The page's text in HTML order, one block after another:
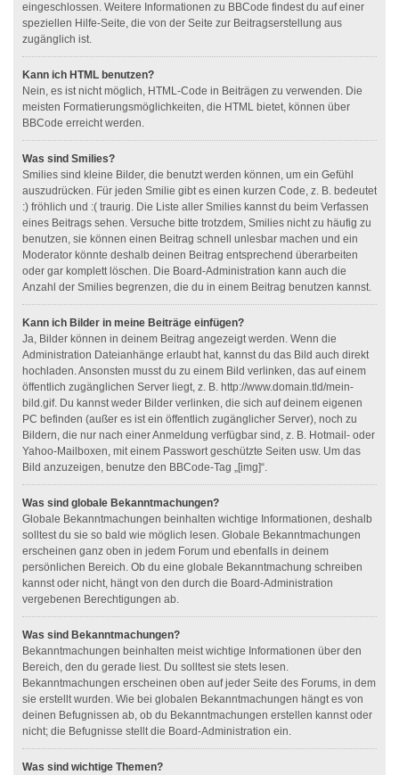
eingeschlossen. Weitere Informationen zu BBCode findest du auf einer
speziellen Hilfe-Seite, die von der Seite zur Beitragserstellung aus
zugänglich ist.
Kann ich HTML benutzen?
Nein, es ist nicht möglich, HTML-Code in Beiträgen zu verwenden. Die
meisten Formatierungsmöglichkeiten, die HTML bietet, können über
BBCode erreicht werden.
Was sind Smilies?
Smilies sind kleine Bilder, die benutzt werden können, um ein Gefühl
auszudrücken. Für jeden Smilie gibt es einen kurzen Code, z. B. bedeutet
:) fröhlich und :( traurig. Die Liste aller Smilies kannst du beim Verfassen
eines Beitrags sehen. Versuche bitte trotzdem, Smilies nicht zu häufig zu
benutzen, sie können einen Beitrag schnell unlesbar machen und ein
Moderator könnte deshalb deinen Beitrag entsprechend überarbeiten
oder gar komplett löschen. Die Board-Administration kann auch die
Anzahl der Smilies begrenzen, die du in einem Beitrag benutzen kannst.
Kann ich Bilder in meine Beiträge einfügen?
Ja, Bilder können in deinem Beitrag angezeigt werden. Wenn die
Administration Dateianhänge erlaubt hat, kannst du das Bild auch direkt
hochladen. Ansonsten musst du zu einem Bild verlinken, das auf einem
öffentlich zugänglichen Server liegt, z. B. http://www.domain.tld/mein-
bild.gif. Du kannst weder Bilder verlinken, die sich auf deinem eigenen
PC befinden (außer es ist ein öffentlich zugänglicher Server), noch zu
Bildern, die nur nach einer Anmeldung verfügbar sind, z. B. Hotmail- oder
Yahoo-Mailboxen, mit einem Passwort geschützte Seiten usw. Um das
Bild anzuzeigen, benutze den BBCode-Tag „[img]“.
Was sind globale Bekanntmachungen?
Globale Bekanntmachungen beinhalten wichtige Informationen, deshalb
solltest du sie so bald wie möglich lesen. Globale Bekanntmachungen
erscheinen ganz oben in jedem Forum und ebenfalls in deinem
persönlichen Bereich. Ob du eine globale Bekanntmachung schreiben
kannst oder nicht, hängt von den durch die Board-Administration
vergebenen Berechtigungen ab.
Was sind Bekanntmachungen?
Bekanntmachungen beinhalten meist wichtige Informationen über den
Bereich, den du gerade liest. Du solltest sie stets lesen.
Bekanntmachungen erscheinen oben auf jeder Seite des Forums, in dem
sie erstellt wurden. Wie bei globalen Bekanntmachungen hängt es von
deinen Befugnissen ab, ob du Bekanntmachungen erstellen kannst oder
nicht; die Befugnisse stellt die Board-Administration ein.
Was sind wichtige Themen?